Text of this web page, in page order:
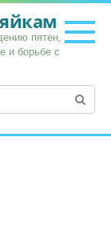
пятен,
и борьбе с